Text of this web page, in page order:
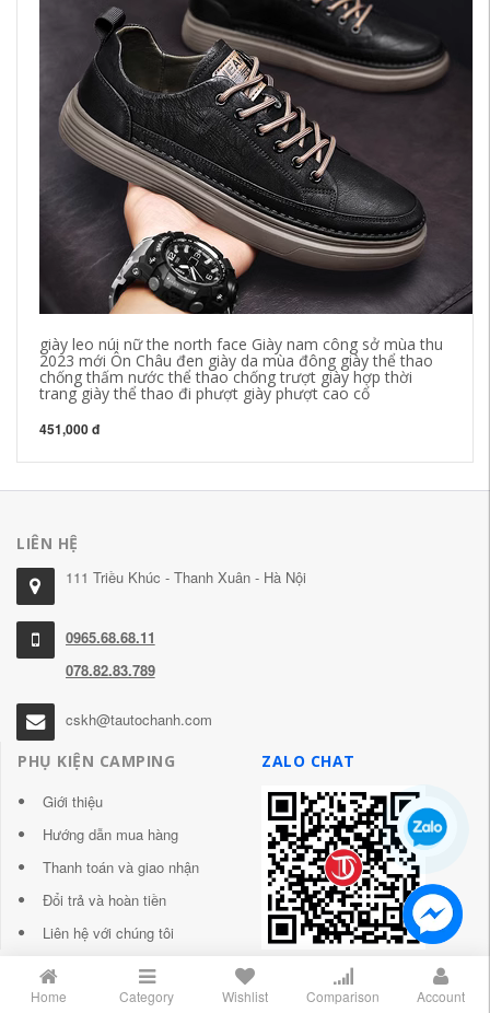
giày leo núi nữ the north face Giày nam công sở mùa thu
2023 mới Ôn Châu đen giày da mùa đông giày thể thao
chống thấm nước thể thao chống trượt giày hợp thời
trang giày thể thao đi phượt giày phượt cao cổ
451,000 đ
LIÊN HỆ
111 Triều Khúc - Thanh Xuân - Hà Nội
0965.68.68.11
078.82.83.789
cskh@tautochanh.com
PHỤ KIỆN CAMPING
Giới thiệu
Hướng dẫn mua hàng
Thanh toán và giao nhận
Đổi trả và hoàn tiền
Liên hệ với chúng tôi
ZALO CHAT
Home Category Wishlist Comparison Account